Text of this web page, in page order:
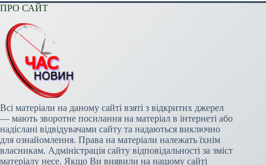
ПРО САЙТ
Всі матеріали на даному сайті взяті з відкритих джерел
— мають зворотне посилання на матеріал в інтернеті або
надіслані відвідувачами сайту та надаються виключно
для ознайомлення. Права на матеріали належать їхнім
власникам. Адміністрація сайту відповідальності за зміст
матеріалу несе. Якщо Ви виявили на нашому сайті